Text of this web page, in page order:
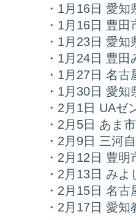
・1月16日 愛
・1月16日 豊
・1月23日 愛
・1月24日 豊
・1月27日 名
・1月30日 愛
・2月1日 UAゼ
・2月5日 あま
・2月9日 三河
・2月12日 豊
・2月13日 み
・2月15日 名
・2月17日 愛知